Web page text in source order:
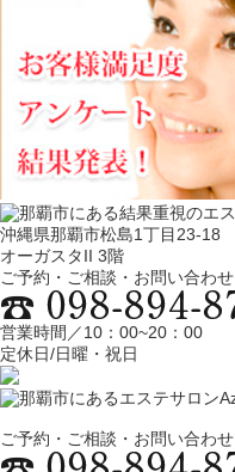
沖縄県那覇市松島1丁目23-18
オーガスタII 3階
ご予約・ご相談・お問い合わせ
営業時間／10：00~20：00
定休日/日曜・祝日
ご予約・ご相談・お問い合わせ